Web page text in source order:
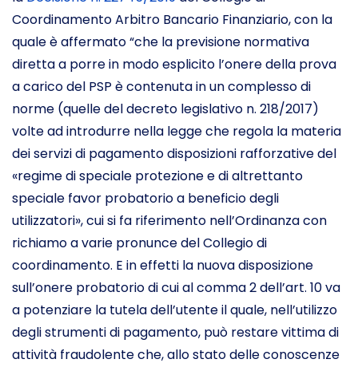
Coordinamento Arbitro Bancario Finanziario, con la
quale è affermato “che la previsione normativa
diretta a porre in modo esplicito l’onere della prova
a carico del PSP è contenuta in un complesso di
norme (quelle del decreto legislativo n. 218/2017)
volte ad introdurre nella legge che regola la materia
dei servizi di pagamento disposizioni rafforzative del
«regime di speciale protezione e di altrettanto
speciale favor probatorio a beneficio degli
utilizzatori», cui si fa riferimento nell’Ordinanza con
richiamo a varie pronunce del Collegio di
coordinamento. E in effetti la nuova disposizione
sull’onere probatorio di cui al comma 2 dell’art. 10 va
a potenziare la tutela dell’utente il quale, nell’utilizzo
degli strumenti di pagamento, può restare vittima di
attività fraudolente che, allo stato delle conoscenze